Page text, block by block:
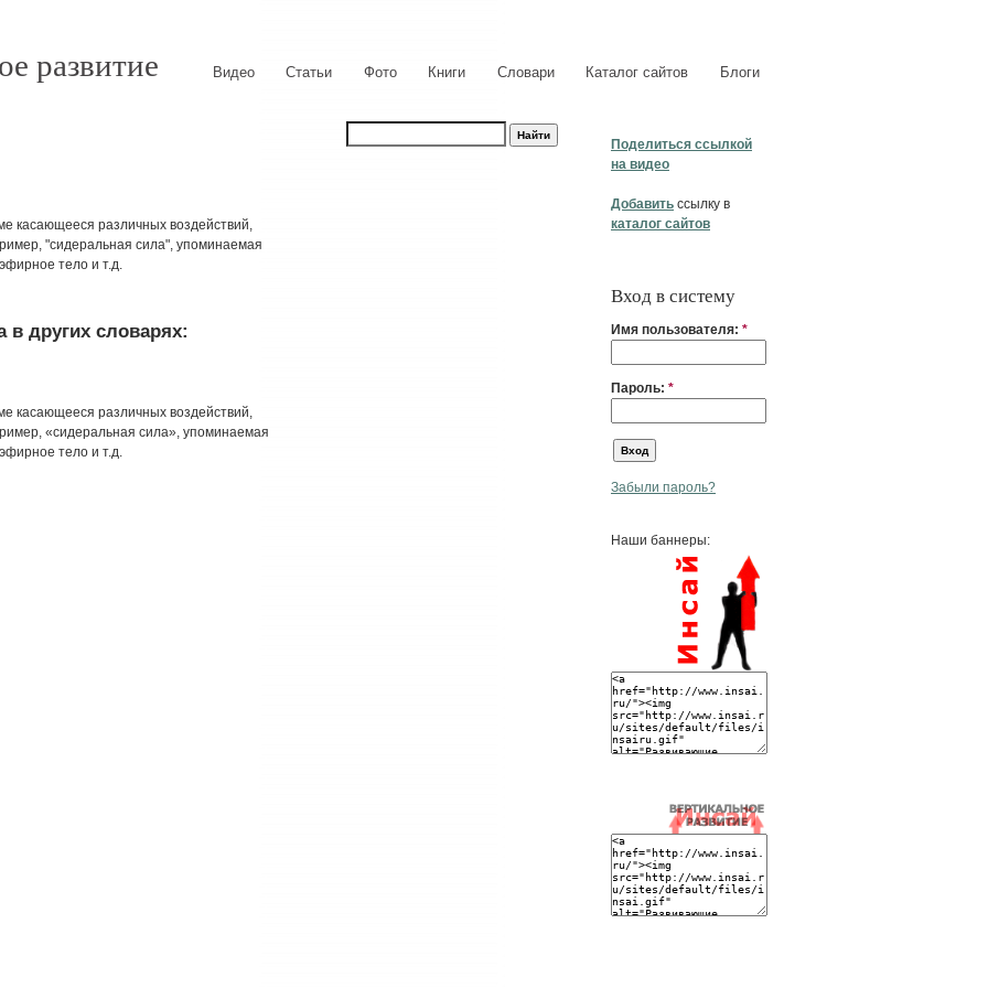
развитие Видео Статьи Фото Книги Словари Каталог сайтов Блоги
Поделиться ссылкой
на видео
Добавить ссылку в
каталог сайтов
Вход в систему
Имя пользователя: *
Пароль: *
Забыли пароль?
Наши баннеры:
касающееся различных воздействий,
"сидеральная сила", упоминаемая
тело и т.д.
в других словарях:
касающееся различных воздействий,
«сидеральная сила», упоминаемая
тело и т.д.